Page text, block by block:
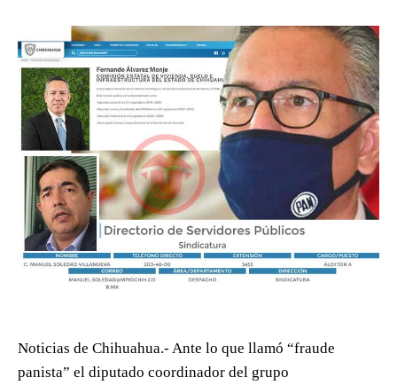
Noticias de Chihuahua.- Ante lo que llamó “fraude
panista” el diputado coordinador del grupo